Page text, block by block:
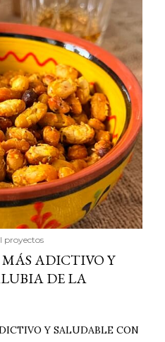
proyectos
ADICTIVO Y
DE LA
Y SALUDABLE CON